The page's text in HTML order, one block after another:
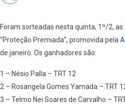
Foram sorteadas nesta quinta, 1º/2,
“Proteção Premiada”, promovida pela
de janeiro. Os ganhadores são:
1 – Nésio Palla – TRT 12
2 – Rosangela Gomes Yamada – TRT
3 – Telmo Nei Soares de Carvalho –